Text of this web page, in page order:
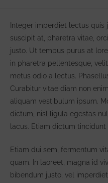
Integer imperdiet lectus quis
suscipit at, pharetra vitae,
justo. Ut tempus purus at
in pharetra pellentesque,
metus odio a lectus.
Curabitur vitae diam non
aliquam vestibulum ipsum.
dictum, nisl ligula egestas
lacus. Etiam dictum tincidunt
Etiam dui sem, fermentum
quam. In laoreet, magna id
bibendum justo, vel